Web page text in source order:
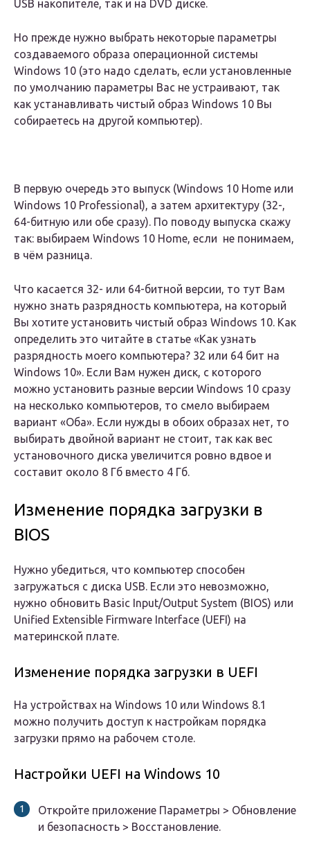
USB накопителе, так и на DVD диске.
Но прежде нужно выбрать некоторые параметры
создаваемого образа операционной системы
Windows 10 (это надо сделать, если установленные
по умолчанию параметры Вас не устраивают, так
как устанавливать чистый образ Windows 10 Вы
собираетесь на другой компьютер).
В первую очередь это выпуск (Windows 10 Home или
Windows 10 Professional), а затем архитектуру (32-,
64-битную или обе сразу). По поводу выпуска скажу
так: выбираем Windows 10 Home, если не понимаем,
в чём разница.
Что касается 32- или 64-битной версии, то тут Вам
нужно знать разрядность компьютера, на который
Вы хотите установить чистый образ Windows 10. Как
определить это читайте в статье «Как узнать
разрядность моего компьютера? 32 или 64 бит на
Windows 10». Если Вам нужен диск, с которого
можно установить разные версии Windows 10 сразу
на несколько компьютеров, то смело выбираем
вариант «Оба». Если нужды в обоих образах нет, то
выбирать двойной вариант не стоит, так как вес
установочного диска увеличится ровно вдвое и
составит около 8 Гб вместо 4 Гб.
Изменение порядка загрузки в
BIOS
Нужно убедиться, что компьютер способен
загружаться с диска USB. Если это невозможно,
нужно обновить Basic Input/Output System (BIOS) или
Unified Extensible Firmware Interface (UEFI) на
материнской плате.
Изменение порядка загрузки в UEFI
На устройствах на Windows 10 или Windows 8.1
можно получить доступ к настройкам порядка
загрузки прямо на рабочем столе.
Настройки UEFI на Windows 10
Откройте приложение Параметры > Обновление
и безопасность > Восстановление.